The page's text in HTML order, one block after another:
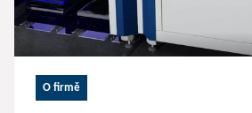
O firmě